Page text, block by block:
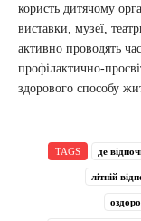
користь дитячому
виставки, музеї,
активно проводять
профілактично-
здорового способу
TAGS де
літній